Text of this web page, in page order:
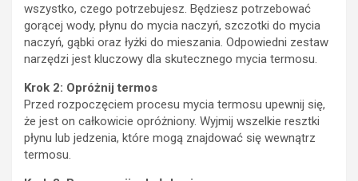
wszystko, czego potrzebujesz. Będziesz potrzebować
gorącej wody, płynu do mycia naczyń, szczotki do mycia
naczyń, gąbki oraz łyżki do mieszania. Odpowiedni zestaw
narzędzi jest kluczowy dla skutecznego mycia termosu.
Krok 2: Opróżnij termos
Przed rozpoczęciem procesu mycia termosu upewnij się,
że jest on całkowicie opróżniony. Wyjmij wszelkie resztki
płynu lub jedzenia, które mogą znajdować się wewnątrz
termosu.